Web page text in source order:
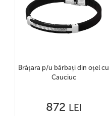
Brățara p/u bărbați din oțel cu
Cauciuc
872 LEI